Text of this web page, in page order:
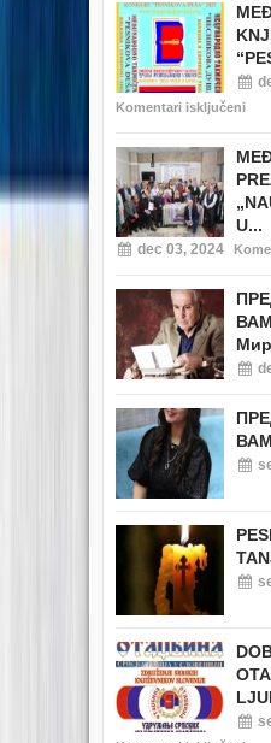
Komentari isključeni
U...
dec 03, 2024